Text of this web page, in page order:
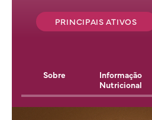
PRINCIPAIS ATIVOS
Sobre
Informação
Nutricional